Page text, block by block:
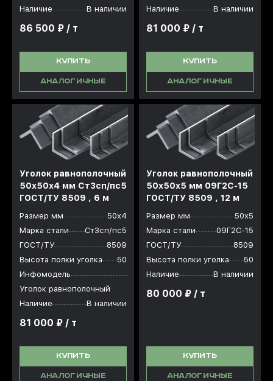
Наличие
В наличии
86 500 ₽ / т
КУПИТЬ
АНАЛОГИЧНЫЕ
Наличие
В наличии
81 000 ₽ / т
КУПИТЬ
АНАЛОГИЧНЫЕ
Уголок равнополочный
50x50x4 мм Ст3сп/пс5
ГОСТ/ТУ 8509 , 6 м
Размер мм
50х4
Марка стали
Ст3сп/пс5
ГОСТ/ТУ
8509
Высота полки уголка
50
Инфомодель
Уголок равнополочный
Наличие
В наличии
81 000 ₽ / т
КУПИТЬ
АНАЛОГИЧНЫЕ
Уголок равнополочный
50x50x5 мм 09Г2С-15
ГОСТ/ТУ 8509 , 12 м
Размер мм
50х5
Марка стали
09Г2С-15
ГОСТ/ТУ
8509
Высота полки уголка
50
Наличие
В наличии
80 000 ₽ / т
КУПИТЬ
АНАЛОГИЧНЫЕ